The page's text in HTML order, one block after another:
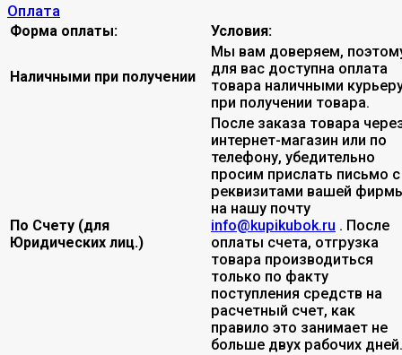
Оплата
Форма оплаты: Условия:
Наличными при получении
Мы вам доверяем,
для вас доступна оплата
товара наличными
при получении товара.
По Счету (для
Юридических лиц.)
После заказа товара
интернет-магазин или по
телефону, убедительно
просим прислать письмо с
реквизитами вашей
на нашу почту
info@kupikubok.ru . После
оплаты счета, отгрузка
товара производиться
только по факту
поступления средств на
расчетный счет, как
правило это занимает не
больше двух рабочих дней.